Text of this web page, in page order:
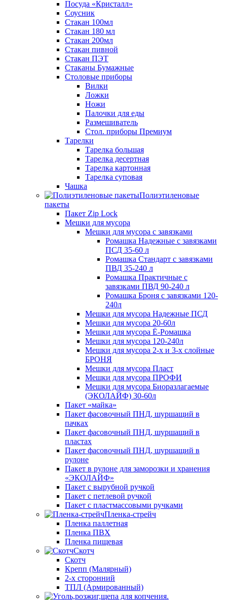
Посуда «Кристалл»
Соусник
Стакан 100мл
Стакан 180 мл
Стакан 200мл
Стакан пивной
Стакан ПЭТ
Стаканы Бумажные
Столовые приборы
Вилки
Ложки
Ножи
Палочки для еды
Размешиватель
Стол. приборы Премиум
Тарелки
Тарелка большая
Тарелка десертная
Тарелка картонная
Тарелка суповая
Чашка
Полиэтиленовые
пакеты
Пакет Zip Lock
Мешки для мусора
Мешки для мусора с завязками
Ромашка Надежные с завязками
ПСД 35-60 л
Ромашка Стандарт с завязками
ПВД 35-240 л
Ромашка Практичные с
завязками ПВД 90-240 л
Ромашка Броня с завязками 120-
240л
Мешки для мусора Надежные ПСД
Мешки для мусора 20-60л
Мешки для мусора Ё-Ромашка
Мешки для мусора 120-240л
Мешки для мусора 2-х и 3-х слойные
БРОНЯ
Мешки для мусора Пласт
Мешки для мусора ПРОФИ
Мешки для мусора Биоразлагаемые
(ЭКОЛАЙФ) 30-60л
Пакет «майка»
Пакет фасовочный ПНД, шуршащий в
пачках
Пакет фасовочный ПНД, шуршащий в
пластах
Пакет фасовочный ПНД, шуршащий в
рулоне
Пакет в рулоне для заморозки и хранения
«ЭКОЛАЙФ»
Пакет с вырубной ручкой
Пакет с петлевой ручкой
Пакет с пластмассовыми ручками
Пленка-стрейч
Пленка паллетная
Пленка ПВХ
Пленка пищевая
Скотч
Скотч
Крепп (Малярный)
2-х сторонний
ТПЛ (Армированный)